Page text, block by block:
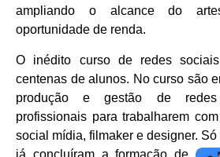
ampliando o alcance do
oportunidade de renda.
O inédito curso de redes
centenas de alunos. No curso são
produção e gestão de redes
profissionais para trabalharem
social mídia, filmaker e designer.
já concluíram a formação de